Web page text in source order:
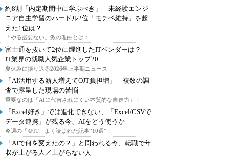
約8割「内定期間中に学ぶべき」 未経験エンジ
ニア自主学習のハードル2位「モチベ維持」を超
えた1位は？
「やる必要ない」派の理由とは：
富士通を抜いて2位に躍進したITベンダーは？
IT業界の就職人気企業トップ20
夏休みに振り返る2026年上半期ニュース：
「AI活用する新人増えてOJT負担増」 複数の調
査で露呈した現場の苦悩
重要なのは「AIに代替されにくい本質的な自走力」：
「Excel好き」では進化できない、「Excel/CSVで
データ連携」が残る今、AIをどう使うか
今週の「＠IT」よく読まれた記事“10選”：
「AIで何を変えたの？」と問われる今、転職で年
収が上がる人／上がらない人